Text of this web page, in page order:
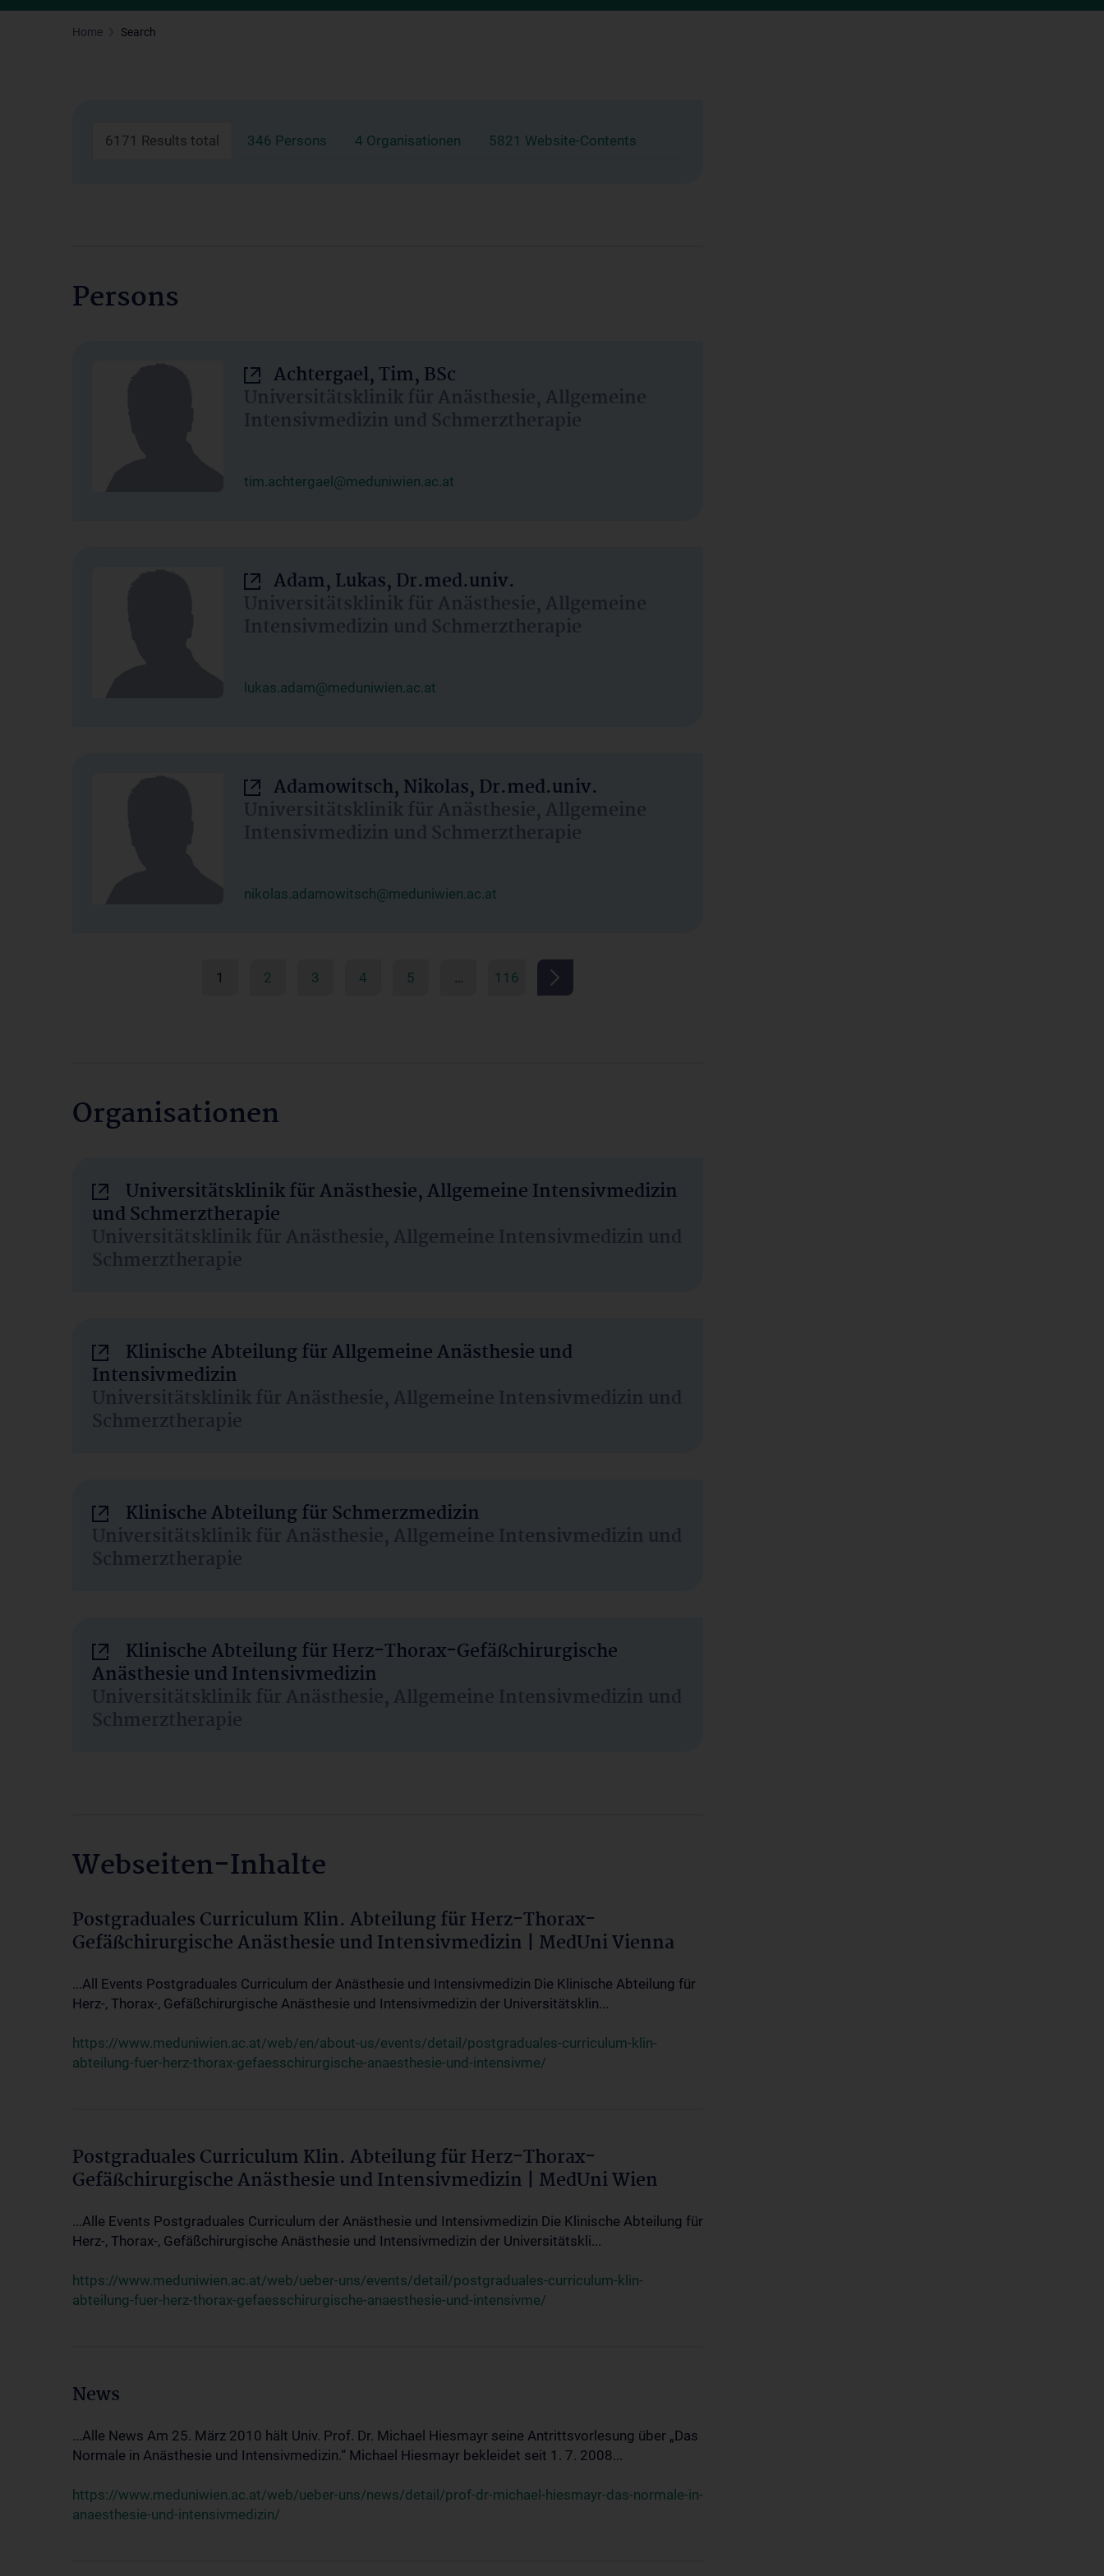
Home Search
6171 Results total 346 Persons 4 Organisationen 5821 Website-Contents
Persons
Achtergael, Tim, BSc
Universitätsklinik für Anästhesie, Allgemeine
Intensivmedizin und Schmerztherapie
tim.achtergael@meduniwien.ac.at
Adam, Lukas, Dr.med.univ.
Universitätsklinik für Anästhesie, Allgemeine
Intensivmedizin und Schmerztherapie
lukas.adam@meduniwien.ac.at
Adamowitsch, Nikolas, Dr.med.univ.
Universitätsklinik für Anästhesie, Allgemeine
Intensivmedizin und Schmerztherapie
nikolas.adamowitsch@meduniwien.ac.at
1 2 3 4 5 … 116
Organisationen
Universitätsklinik für Anästhesie, Allgemeine Intensivmedizin
und Schmerztherapie
Universitätsklinik für Anästhesie, Allgemeine Intensivmedizin und
Schmerztherapie
Klinische Abteilung für Allgemeine Anästhesie und
Intensivmedizin
Universitätsklinik für Anästhesie, Allgemeine Intensivmedizin und
Schmerztherapie
Klinische Abteilung für Schmerzmedizin
Universitätsklinik für Anästhesie, Allgemeine Intensivmedizin und
Schmerztherapie
Klinische Abteilung für Herz-Thorax-Gefäßchirurgische
Anästhesie und Intensivmedizin
Universitätsklinik für Anästhesie, Allgemeine Intensivmedizin und
Schmerztherapie
Webseiten-Inhalte
Postgraduales Curriculum Klin. Abteilung für Herz-Thorax-
Gefäßchirurgische Anästhesie und Intensivmedizin | MedUni Vienna
...All Events Postgraduales Curriculum der Anästhesie und Intensivmedizin Die Klinische Abteilung für
Herz-, Thorax-, Gefäßchirurgische Anästhesie und Intensivmedizin der Universitätsklin...
https://www.meduniwien.ac.at/web/en/about-us/events/detail/postgraduales-curriculum-klin-
abteilung-fuer-herz-thorax-gefaesschirurgische-anaesthesie-und-intensivme/
Postgraduales Curriculum Klin. Abteilung für Herz-Thorax-
Gefäßchirurgische Anästhesie und Intensivmedizin | MedUni Wien
...Alle Events Postgraduales Curriculum der Anästhesie und Intensivmedizin Die Klinische Abteilung für
Herz-, Thorax-, Gefäßchirurgische Anästhesie und Intensivmedizin der Universitätskli...
https://www.meduniwien.ac.at/web/ueber-uns/events/detail/postgraduales-curriculum-klin-
abteilung-fuer-herz-thorax-gefaesschirurgische-anaesthesie-und-intensivme/
News
...Alle News Am 25. März 2010 hält Univ. Prof. Dr. Michael Hiesmayr seine Antrittsvorlesung über „Das
Normale in Anästhesie und Intensivmedizin.“ Michael Hiesmayr bekleidet seit 1. 7. 2008...
https://www.meduniwien.ac.at/web/ueber-uns/news/detail/prof-dr-michael-hiesmayr-das-normale-in-
anaesthesie-und-intensivmedizin/